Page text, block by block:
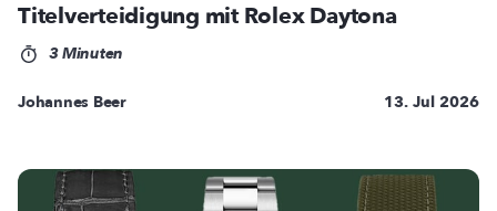
Titelverteidigung mit Rolex Daytona
3 Minuten
Johannes Beer 13. Jul 2026